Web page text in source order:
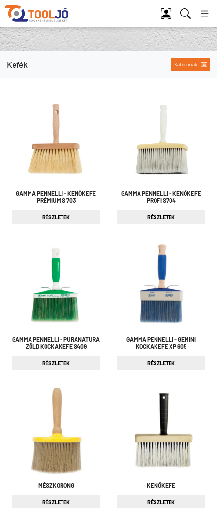
Tool Jó
Kefék Kategóriák
GAMMA PENNELLI - KENŐKEFE
PRÉMIUM S 703
RÉSZLETEK
GAMMA PENNELLI - KENŐKEFE
PROFI S704
RÉSZLETEK
GAMMA PENNELLI - PURANATURA
ZÖLD KOCKAKEFE S409
RÉSZLETEK
GAMMA PENNELLI - GEMINI
KOCKAKEFE XP 605
RÉSZLETEK
MÉSZKORONG
RÉSZLETEK
KENŐKEFE
RÉSZLETEK